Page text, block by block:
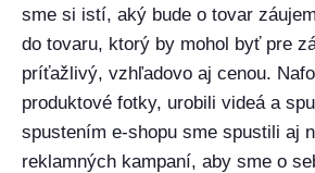
sme si istí, aký bude o tovar
do tovaru, ktorý by mohol byť pre
príťažlivý, vzhľadovo aj cenou.
produktové fotky, urobili videá a
spustením e-shopu sme spustili aj
reklamných kampaní, aby sme o